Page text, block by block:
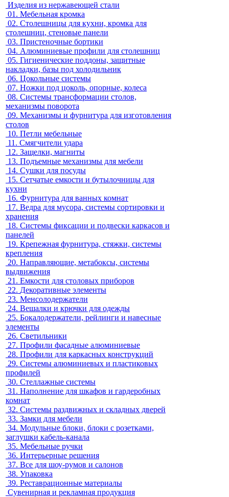
Изделия из нержавеющей стали
01. Мебельная кромка
02. Столешницы для кухни, кромка для
столешниц, стеновые панели
03. Пристеночные бортики
04. Алюминиевые профили для столешниц
05. Гигиенические поддоны, защитные
накладки, базы под холодильник
06. Цокольные системы
07. Ножки под цоколь, опорные, колеса
08. Системы трансформации столов,
механизмы поворота
09. Механизмы и фурнитура для изготовления
столов
10. Петли мебельные
11. Смягчители удара
12. Защелки, магниты
13. Подъемные механизмы для мебели
14. Сушки для посуды
15. Сетчатые емкости и бутылочницы для
кухни
16. Фурнитура для ванных комнат
17. Ведра для мусора, системы сортировки и
хранения
18. Системы фиксации и подвески каркасов и
панелей
19. Крепежная фурнитура, стяжки, системы
крепления
20. Направляющие, метабоксы, системы
выдвижения
21. Емкости для столовых приборов
22. Декоративные элементы
23. Менсолодержатели
24. Вешалки и крючки для одежды
25. Бокалодержатели, рейлинги и навесные
элементы
26. Светильники
27. Профили фасадные алюминиевые
28. Профили для каркасных конструкций
29. Системы алюминиевых и пластиковых
профилей
30. Стеллажные системы
31. Наполнение для шкафов и гардеробных
комнат
32. Системы раздвижных и складных дверей
33. Замки для мебели
34. Модульные блоки, блоки с розетками,
заглушки кабель-канала
35. Мебельные ручки
36. Интерьерные решения
37. Все для шоу-румов и салонов
38. Упаковка
39. Реставрационные материалы
Сувенирная и рекламная продукция